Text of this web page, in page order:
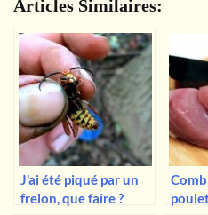
Articles Similaires:
J’ai été piqué par un
frelon, que faire ?